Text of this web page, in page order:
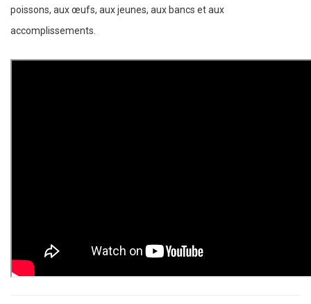
poissons, aux œufs, aux jeunes, aux bancs et aux
accomplissements.